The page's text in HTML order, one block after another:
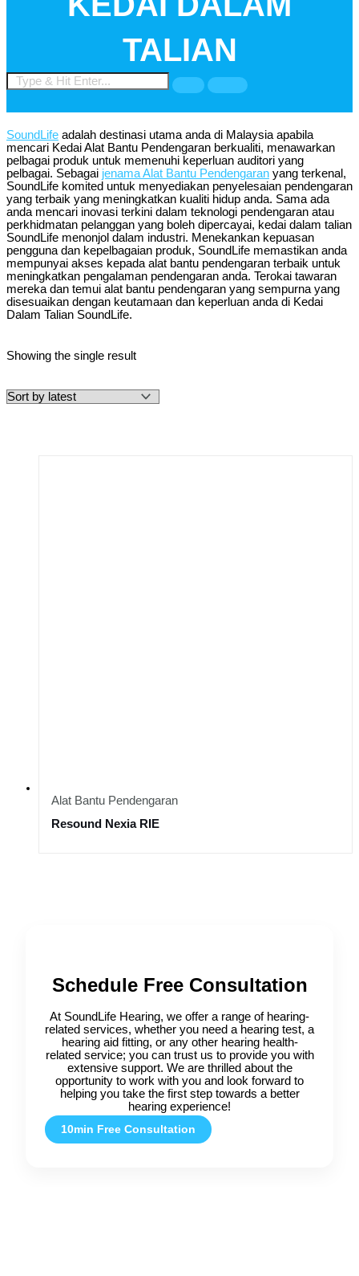
TALIAN
SoundLife adalah destinasi utama anda di Malaysia apabila
mencari Kedai Alat Bantu Pendengaran berkualiti, menawarkan
pelbagai produk untuk memenuhi keperluan auditori yang
pelbagai. Sebagai jenama Alat Bantu Pendengaran yang terkenal,
SoundLife komited untuk menyediakan penyelesaian pendengaran
yang terbaik yang meningkatkan kualiti hidup anda. Sama ada
anda mencari inovasi terkini dalam teknologi pendengaran atau
perkhidmatan pelanggan yang boleh dipercayai, kedai dalam talian
SoundLife menonjol dalam industri. Menekankan kepuasan
pengguna dan kepelbagaian produk, SoundLife memastikan anda
mempunyai akses kepada alat bantu pendengaran terbaik untuk
meningkatkan pengalaman pendengaran anda. Terokai tawaran
mereka dan temui alat bantu pendengaran yang sempurna yang
disesuaikan dengan keutamaan dan keperluan anda di Kedai
Dalam Talian SoundLife.
Showing the single result
Alat Bantu Pendengaran
Resound Nexia RIE
Schedule Free Consultation
At SoundLife Hearing, we offer a range of hearing-
related services, whether you need a hearing test, a
hearing aid fitting, or any other hearing health-
related service; you can trust us to provide you with
extensive support. We are thrilled about the
opportunity to work with you and look forward to
helping you take the first step towards a better
hearing experience!
10min Free Consultation